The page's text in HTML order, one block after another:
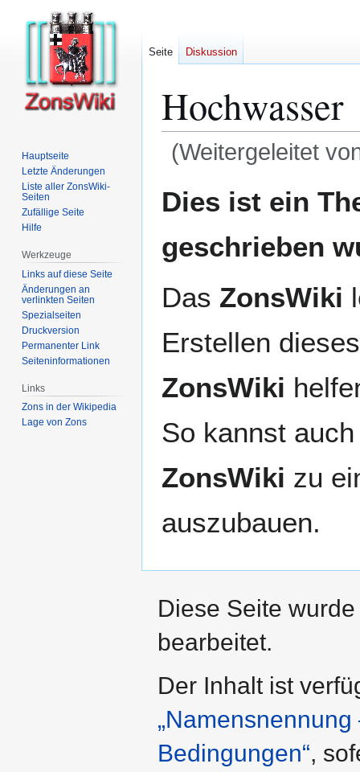
Hochwasser
(Weitergeleitet
Navigation
Suche
Dies ist ein
geschrieben
Das ZonsWiki
Erstellen
ZonsWiki
So kannst
ZonsWiki zu
auszubauen.
Seite Diskussion
Hauptseite
Letzte Änderungen
Liste aller ZonsWiki-
Seiten
Zufällige Seite
Hilfe
Werkzeuge
Links auf diese Seite
Änderungen an
verlinkten Seiten
Spezialseiten
Druckversion
Permanenter Link
Seiten­­informationen
Links
Zons in der Wikipedia
Lage von Zons
Diese Seite
bearbeitet.
Der Inhalt ist
Bedingungen“,